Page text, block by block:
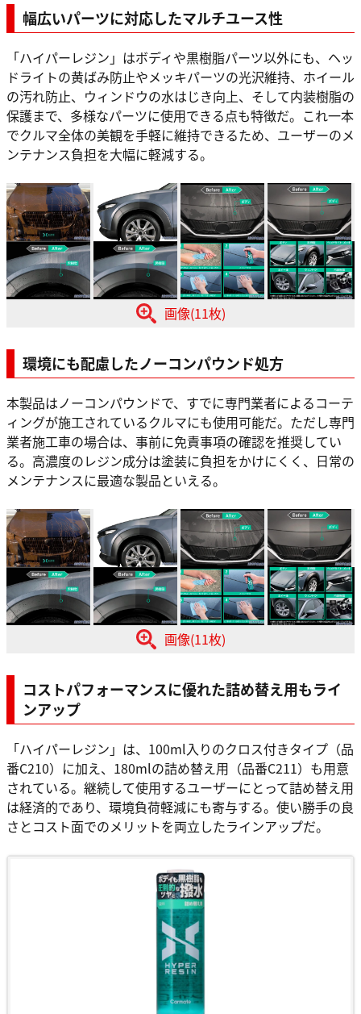
幅広いパーツに対応したマルチユース性
「ハイパーレジン」はボディや黒樹脂パーツ以外にも、ヘッ
ドライトの黄ばみ防止やメッキパーツの光沢維持、ホイール
の汚れ防止、ウィンドウの水はじき向上、そして内装樹脂の
保護まで、多様なパーツに使用できる点も特徴だ。これ一本
でクルマ全体の美観を手軽に維持できるため、ユーザーのメ
ンテナンス負担を大幅に軽減する。
画像(11枚)
環境にも配慮したノーコンパウンド処方
本製品はノーコンパウンドで、すでに専門業者によるコーテ
ィングが施工されているクルマにも使用可能だ。ただし専門
業者施工車の場合は、事前に免責事項の確認を推奨してい
る。高濃度のレジン成分は塗装に負担をかけにくく、日常の
メンテナンスに最適な製品といえる。
画像(11枚)
コストパフォーマンスに優れた詰め替え用もライ
ンアップ
「ハイパーレジン」は、100ml入りのクロス付きタイプ（品
番C210）に加え、180mlの詰め替え用（品番C211）も用意
されている。継続して使用するユーザーにとって詰め替え用
は経済的であり、環境負荷軽減にも寄与する。使い勝手の良
さとコスト面でのメリットを両立したラインアップだ。